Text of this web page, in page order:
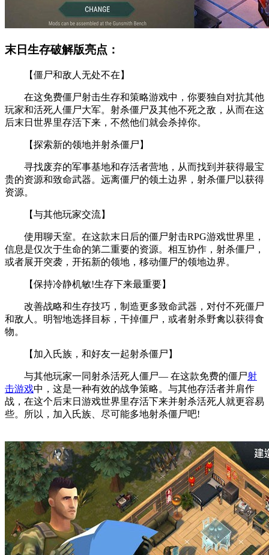
末日生存破解版亮点：
【僵尸和敌人无处不在】
在这免费僵尸射击生存和策略游戏中，你要独自对抗其他
玩家和活死人僵尸大军。射杀僵尸及其他不死之敌，从而在这
后末日世界里存活下来，不然他们就会杀掉你。
【探索新的领地并射杀僵尸】
寻找废弃的军事基地和存活者营地，从而找到并获得最宝
贵的资源和致命武器。远离僵尸的领土边界，射杀僵尸以获得
资源。
【与其他玩家交流】
使用聊天室。在这款末日后的僵尸射击RPG游戏世界里，
信息是仅次于生命的第二重要的资源。相互协作，射杀僵尸，
或者展开突袭，开拓新的领地，移动僵尸的领地边界。
【保持冷静机敏!生存下来最重要】
改善战略和生存技巧，制造更多致命武器，对付不死僵尸
和敌人。明智地选择目标，干掉僵尸，或者射杀野禽以获得食
物。
【加入氏族，和好友一起射杀僵尸】
与其他玩家一同射杀活死人僵尸— 在这款免费的僵尸射
击游戏中，这是一种有效的战争策略。与其他存活者并肩作
战，在这个后末日游戏世界里存活下来并射杀活死人就更容易
些。所以，加入氏族、尽可能多地射杀僵尸吧!